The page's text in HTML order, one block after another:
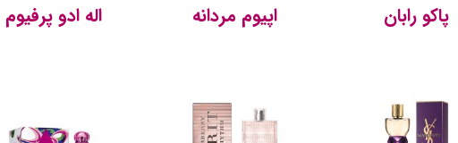
پاکو رابان
اپیوم مردانه
اله ادو پرفیوم